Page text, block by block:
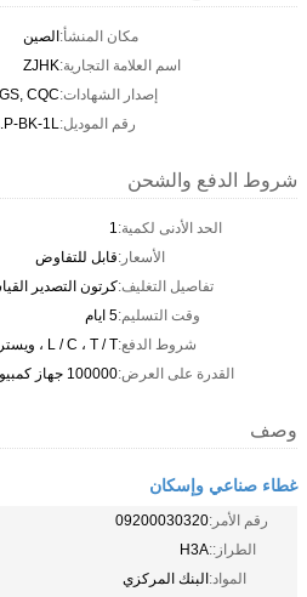
مكان المنشأ:الصين
اسم العلامة التجارية:ZJHK
إصدار الشهادات:CQC
رقم الموديل:BK-1L
شروط الدفع والشحن
الحد الأدنى لكمية:1
الأسعار:قابل للتفاوض
تفاصيل التغليف:كرتون التصدير
وقت التسليم:5 ايام
شروط الدفع:L / C ، T / T ، ويسترن يونيون ، باي بال
القدرة على العرض:100000 جهاز كمبيوتر شخصى شهريا
وصف
غطاء صناعي وإسكان
رقم الأمر:09200030320
الطراز::H3A
المواد:البنك المركزي